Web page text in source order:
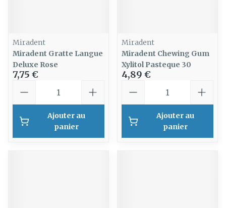
Miradent
Miradent Gratte Langue
Deluxe Rose
7,75 €
Ajouter au
panier
Miradent
Miradent Chewing Gum
Xylitol Pasteque 30
4,89 €
Ajouter au
panier